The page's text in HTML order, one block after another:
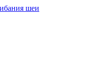
шеи